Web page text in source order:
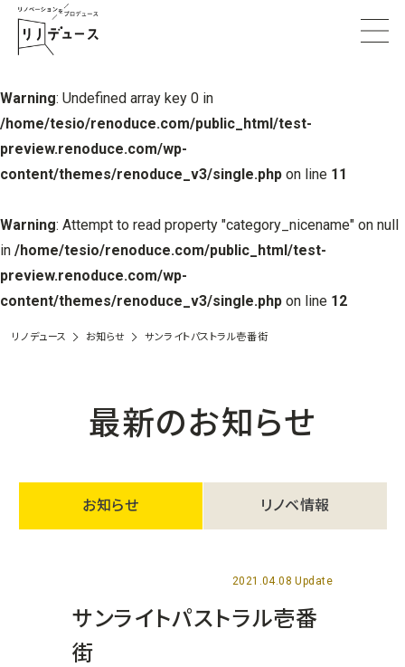
Warning: Undefined array key 0 in
/home/tesio/renoduce.com/public_html/test-
preview.renoduce.com/wp-
content/themes/renoduce_v3/single.php on line 11
Warning: Attempt to read property "category_nicename" on null
in /home/tesio/renoduce.com/public_html/test-
preview.renoduce.com/wp-
content/themes/renoduce_v3/single.php on line 12
リノデュース お知らせ サンライトパストラル壱番街
最新のお知らせ
お知らせ リノベ情報
2021.04.08 Update
サンライトパストラル壱番
街